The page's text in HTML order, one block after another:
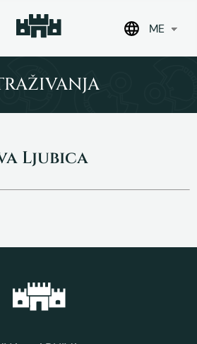
ME
Ljubica